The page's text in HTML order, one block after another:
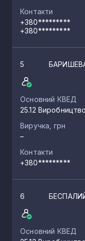
Контакти
+380*********
+380*********
5
Основний КВЕД
25.12
Виручка, грн
–
Контакти
+380*********
6
Основний КВЕД